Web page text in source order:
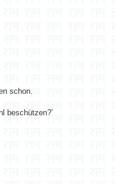
schon.
beschützen?’